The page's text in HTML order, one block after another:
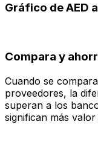
Gráfico de AED
Compara y
Cuando se
proveedores, la
superan a los
significan más